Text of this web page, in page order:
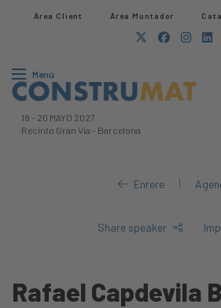
Àrea Client Àrea Muntador​
Menú
18 - 20 MAYO 2027
Recinto Gran Via - Barcelona
Enrere |
Share speaker
Rafael Capdevila